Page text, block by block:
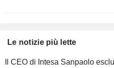
Corp., co-fondatore di
laureato presso l'Università
Pennsylvania.
Le notizie più lette
Il CEO di Intesa Sanpaolo